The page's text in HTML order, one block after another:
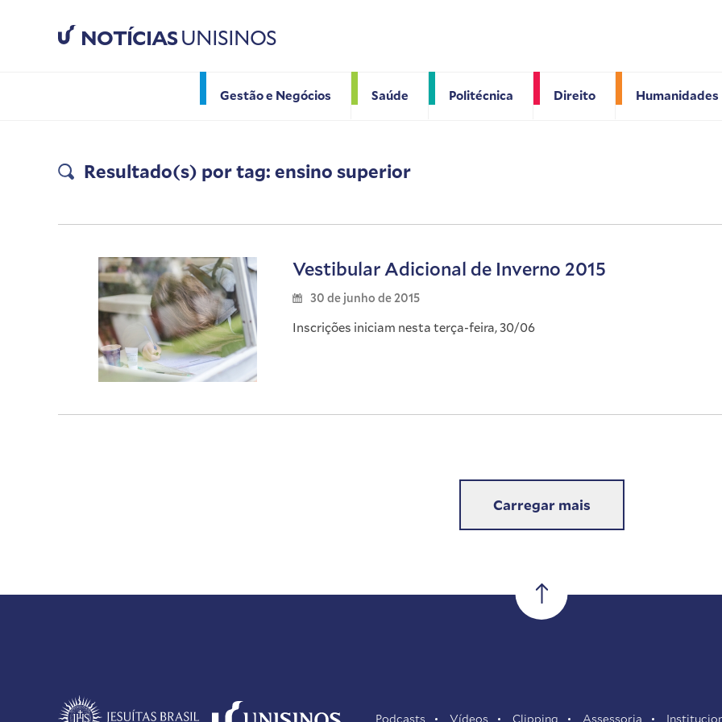
NOTÍCIASUNISINOS
Gestão e Negócios Saúde Politécnica Direito Humanidades
Resultado(s) por tag: ensino superior
Vestibular Adicional de Inverno 2015
30 de junho de 2015
Inscrições iniciam nesta terça-feira, 30/06
Carregar mais
Podcasts Vídeos Clipping Assessoria